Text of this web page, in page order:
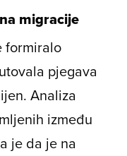
migracije
formiralo
pjegava
Analiza
između
je da je na